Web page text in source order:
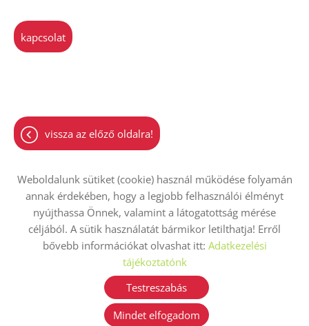
kapcsolat
vissza az előző oldalra!
© 2026 - Minden jog fenntartva
Oldal információk Adatkezelési tájékoztató
ÁSZF
Impresszum
Elállási nyilatkozat Sütik kezelése
Mindet elfogadom
Testreszabás
Weboldalunk sütiket (cookie) használ működése folyamán
annak érdekében, hogy a legjobb felhasználói élményt
nyújthassa Önnek, valamint a látogatottság mérése
céljából. A sütik használatát bármikor letilthatja! Erről
bővebb információkat olvashat itt: Adatkezelési
tájékoztatónk